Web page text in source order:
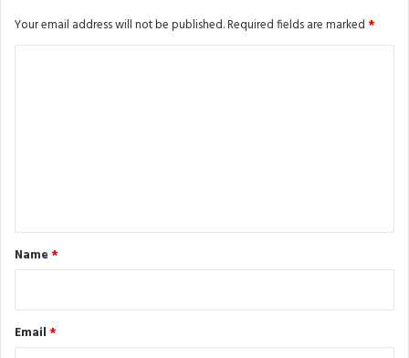
Your email address will not be published.Required fields are marked *
*
Name *
Email *